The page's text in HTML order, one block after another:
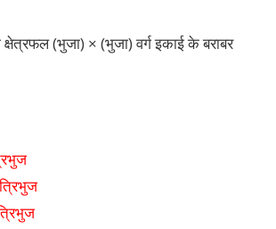
क्षेत्रफल (भुजा) × (भुजा) वर्ग इकाई के बराबर
त्रिभुज